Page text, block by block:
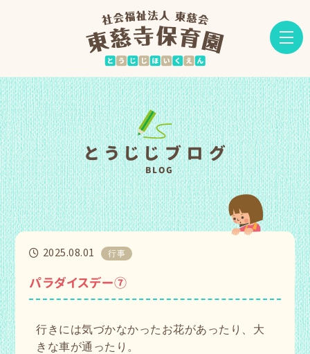
とうじじブログ
BLOG
2025.08.01 行事
パラダイスデー⑦
行きには気づかなかったお花があったり、大
きな車が通ったり。